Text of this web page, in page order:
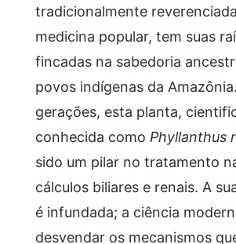
tradicionalmente
medicina popular, tem suas
fincadas na sabedoria
povos indígenas da
gerações, esta planta,
conhecida como Phyllanthus
sido um pilar no tratamento
cálculos biliares e renais. A
é infundada; a ciência
desvendar os mecanismos